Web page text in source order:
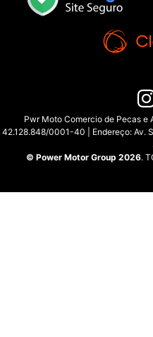
Pwr Moto Comercio de Pecas e
42.128.848/0001-40 | Endereço: Av.
© Power Motor Group 2026.